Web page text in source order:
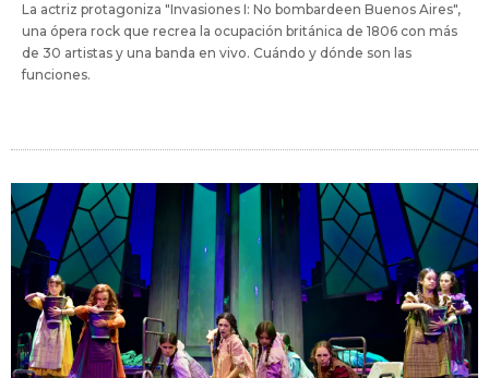
La actriz protagoniza "Invasiones I: No bombardeen Buenos Aires",
una ópera rock que recrea la ocupación británica de 1806 con más
de 30 artistas y una banda en vivo. Cuándo y dónde son las
funciones.